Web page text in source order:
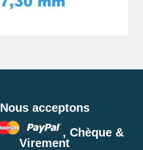
Nous acceptons
, Chèque &
Virement